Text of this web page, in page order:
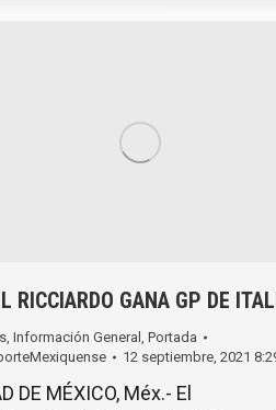
RICCIARDO GANA GP DE
Información General Portada
12 septiembre, 2021
DE MÉXICO, Méx.- El